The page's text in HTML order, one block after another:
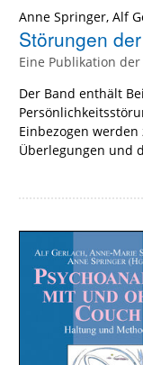
Anne Springer, Alf
Störungen
Eine Publikation der
Der Band enthält
Einbezogen
Überlegungen und